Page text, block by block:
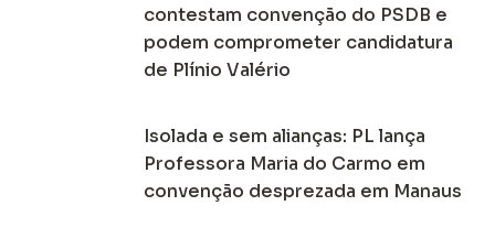
contestam convenção do PSDB e
podem comprometer candidatura
de Plínio Valério
Isolada e sem alianças: PL lança
Professora Maria do Carmo em
convenção desprezada em Manaus